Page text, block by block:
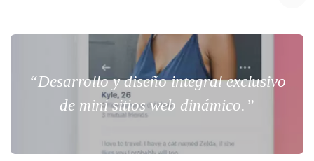
“Desarrollo y diseño integral exclusivo
de mini sitios web dinámico.”